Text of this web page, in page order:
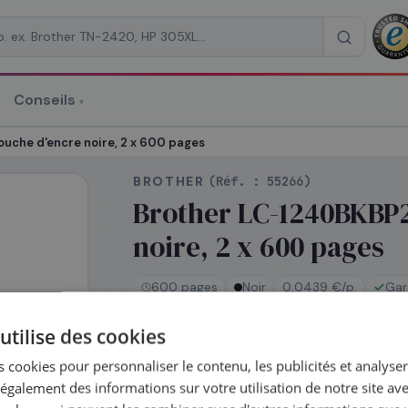
Conseils ▾
d'encre noire, 2 x 600 pages
BROTHER (Réf. : 55266)
Brother LC-
noire, 2 x 600 pages
600 pages Noir 0,0439 €/p.
Expédié le jour même — commandez
Coût par impression :0,0439€
des cookies
cookies pour personnaliser le contenu, les publicités et
des informations sur votre utilisation de notre site